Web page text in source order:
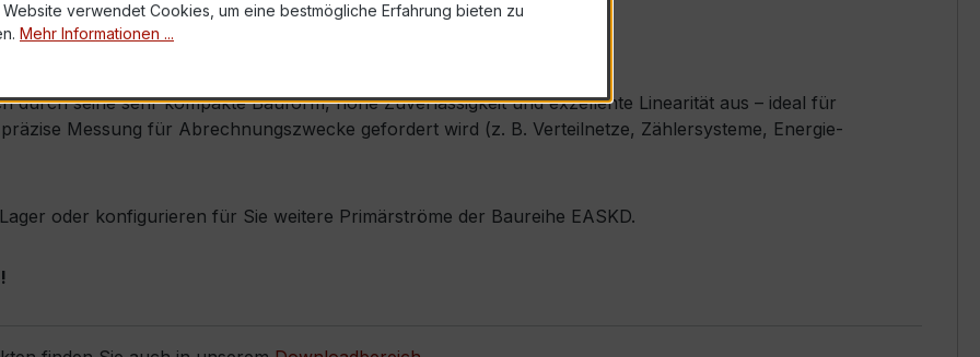
inkl. Isolierschutzkappe
durch seine sehr kompakte Bauform, hohe Zuverlässigkeit und exzellente Linearität aus – ideal für
Messung für Abrechnungszwecke gefordert wird (z. B. Verteilnetze, Zählersysteme, Energie-
oder konfigurieren für Sie weitere Primärströme der Baureihe EASKD.
Website verwendet Cookies, um eine bestmögliche Erfahrung bieten zu
Mehr Informationen ...